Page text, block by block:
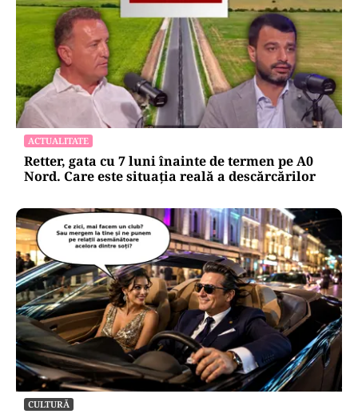
ACTUALITATE
Retter, gata cu 7 luni înainte de termen pe A0
Nord. Care este situația reală a descărcărilor
CULTURĂ